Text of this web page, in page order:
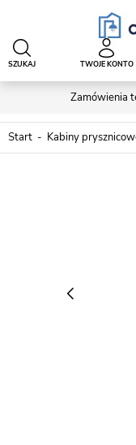
Zamówienia
SZUKAJ TWOJE KONTO
Start Kabiny